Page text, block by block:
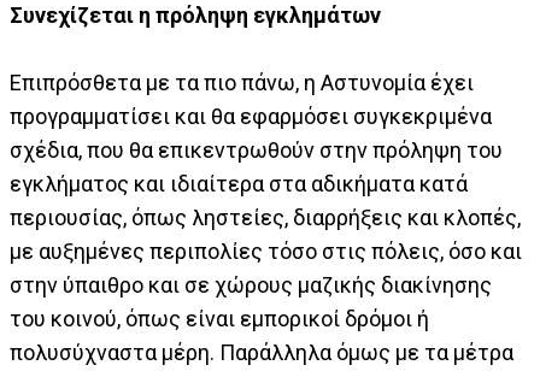
Συνεχίζεται η πρόληψη εγκλημάτων
Επιπρόσθετα με τα πιο πάνω, η Αστυνομία έχει
προγραμματίσει και θα εφαρμόσει συγκεκριμένα
σχέδια, που θα επικεντρωθούν στην πρόληψη του
εγκλήματος και ιδιαίτερα στα αδικήματα κατά
περιουσίας, όπως ληστείες, διαρρήξεις και κλοπές,
με αυξημένες περιπολίες τόσο στις πόλεις, όσο και
στην ύπαιθρο και σε χώρους μαζικής διακίνησης
του κοινού, όπως είναι εμπορικοί δρόμοι ή
πολυσύχναστα μέρη. Παράλληλα όμως με τα μέτρα